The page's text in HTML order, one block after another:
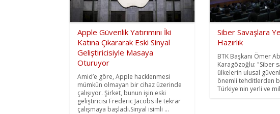
Apple Güvenlik Yatırımını İki
Katına Çıkararak Eski Sinyal
Geliştiricisiyle Masaya
Oturuyor
Amid’e göre, Apple hacklenmesi
mümkün olmayan bir cihaz üzerinde
çalışıyor. Şirket, bunun işin eski
geliştiricisi Frederic Jacobs ile tekrar
çalışmaya başladı.Sinyal isimli ...
Siber Savaşlara
Hazırlık
BTK Başkanı Ömer
Karagözoğlu: "Siber
ülkelerin ulusal
önemli tehditlerden
Türkiye'nin yerli ve